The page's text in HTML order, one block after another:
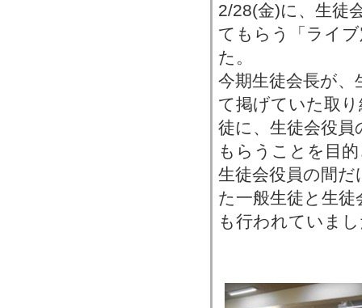
2/28(金)に、生徒
てもらう「ライ
た。
今期生徒会長が、
て掲げていた取
徒に、生徒会役
もらうことを目
生徒会役員の間
た一般生徒と生
も行われていま